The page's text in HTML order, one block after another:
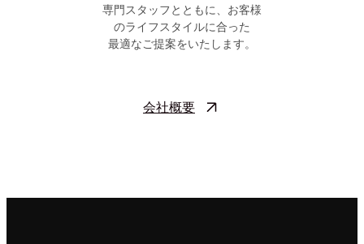
専門スタッフとともに、お客様
のライフスタイルに合った
最適なご提案をいたします。
会社概要